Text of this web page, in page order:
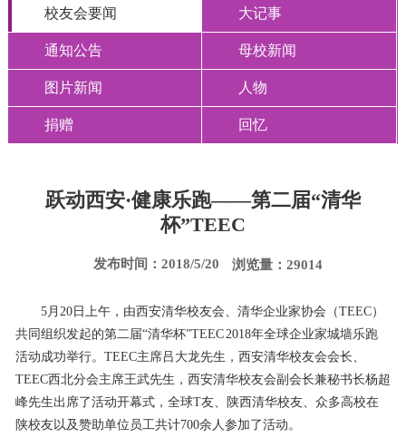
校友会要闻 大记事
通知公告 母校新闻
图片新闻 人物
捐赠 回忆
跃动西安·健康乐跑——第二届“清华
杯”TEEC
发布时间：2018/5/20 浏览量：29014
5月20日上午，由西安清华校友会、清华企业家协会（TEEC）
共同组织发起的第二届“清华杯”TEEC 2018年全球企业家城墙乐跑
活动成功举行。TEEC主席吕大龙先生，西安清华校友会会长、
TEEC西北分会主席王武先生，西安清华校友会副会长兼秘书长杨超
峰先生出席了活动开幕式，全球T友、陕西清华校友、众多高校在
陕校友以及赞助单位员工共计700余人参加了活动。